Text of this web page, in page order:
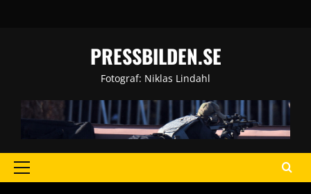
PRESSBILDEN.SE
Fotograf: Niklas Lindahl
Primary